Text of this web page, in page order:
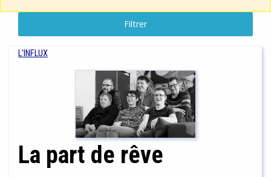
Filtrer
L'INFLUX
La part de rêve